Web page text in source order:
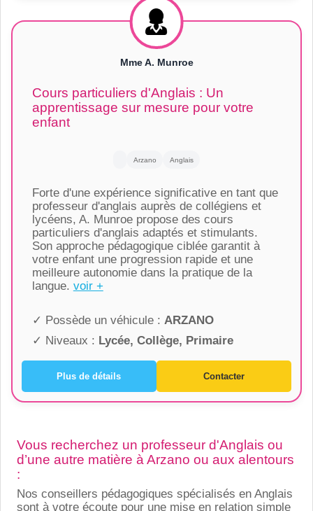
Mme A. Munroe
Cours particuliers d'Anglais : Un
apprentissage sur mesure pour votre
enfant
Arzano Anglais
Forte d'une expérience significative en tant que
professeur d'anglais auprès de collégiens et
lycéens, A. Munroe propose des cours
particuliers d'anglais adaptés et stimulants.
Son approche pédagogique ciblée garantit à
votre enfant une progression rapide et une
meilleure autonomie dans la pratique de la
langue. voir +
✓ Possède un véhicule : ARZANO
✓ Niveaux : Lycée, Collège, Primaire
Plus de détails Contacter
Vous recherchez un professeur d'Anglais ou
d’une autre matière à Arzano ou aux alentours
:
Nos conseillers pédagogiques spécialisés en Anglais
sont à votre écoute pour une mise en relation simple